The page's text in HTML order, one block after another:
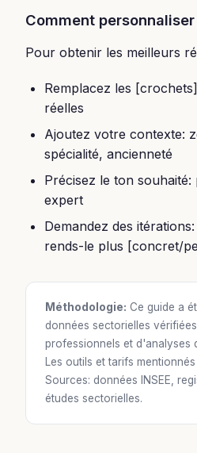
Comment
Pour obtenir les meilleurs
Remplacez les
réelles
Ajoutez votre contexte:
spécialité, ancienneté
Précisez le ton
expert
Demandez des
rends-le plus [concret/
Méthodologie: Ce guide a
données sectorielles
professionnels et d'analyses
Les outils et tarifs
Sources: données INSEE,
études sectorielles.